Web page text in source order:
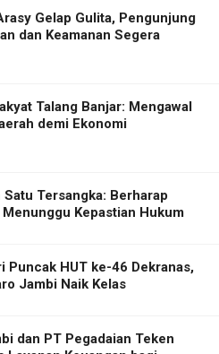
Gelap Gulita, Pengunjung
dan Keamanan Segera
Talang Banjar: Mengawal
demi Ekonomi
Satu Tersangka: Berharap
Kepastian Hukum
Puncak HUT ke-46 Dekranas,
Jambi Naik Kelas
dan PT Pegadaian Teken